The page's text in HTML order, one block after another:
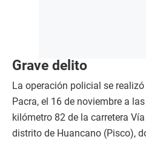
Grave delito
La operación policial se
Pacra, el 16 de noviembre a
kilómetro 82 de la carretera
distrito de Huancano (Pisco),